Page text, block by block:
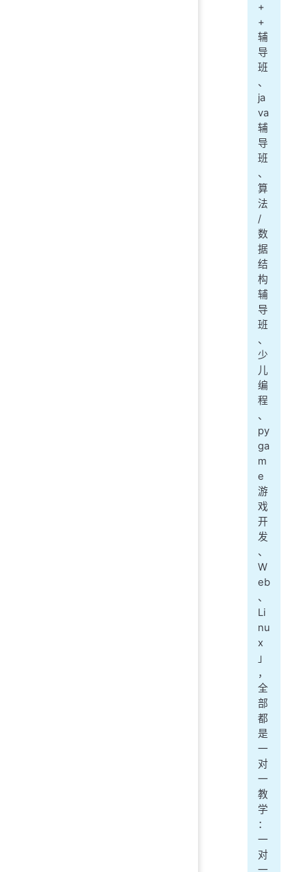
+
+
辅
导
班
、
ja
va
辅
导
班
、
算
法
/
数
据
结
构
辅
导
班
、
少
儿
编
程
、
py
ga
m
e
游
戏
开
发
、
W
eb
、
Li
nu
x
」
，
全
部
都
是
一
对
一
教
学
：
一
对